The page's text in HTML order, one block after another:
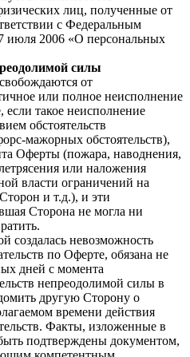
лиц, полученные от
с Федеральным
июля 2006 «О персональных
силы
от
или полное неисполнение
если такое неисполнение
обстоятельств
мажорных обстоятельств),
Оферты (пожара, наводнения,
или наложения
власти ограничений на
и т.д.), и эти
Сторона не могла ни
создалась невозможность
по Оферте, обязана не
дней с момента
непреодолимой силы в
другую Сторону о
времени действия
Факты, изложенные в
подтверждены документом,